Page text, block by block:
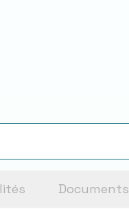
Documents